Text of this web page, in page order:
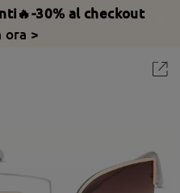
30% al checkout
ora >